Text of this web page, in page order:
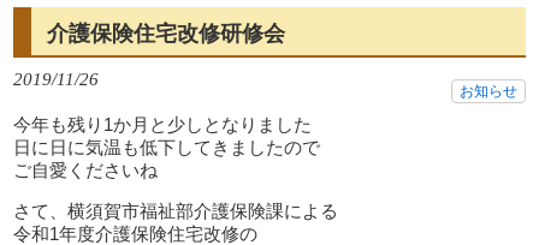
介護保険住宅改修研修会
2019/11/26
お知らせ
今年も残り1か月と少しとなりました
日に日に気温も低下してきましたので
ご自愛くださいね
さて、横須賀市福祉部介護保険課による
令和1年度介護保険住宅改修の